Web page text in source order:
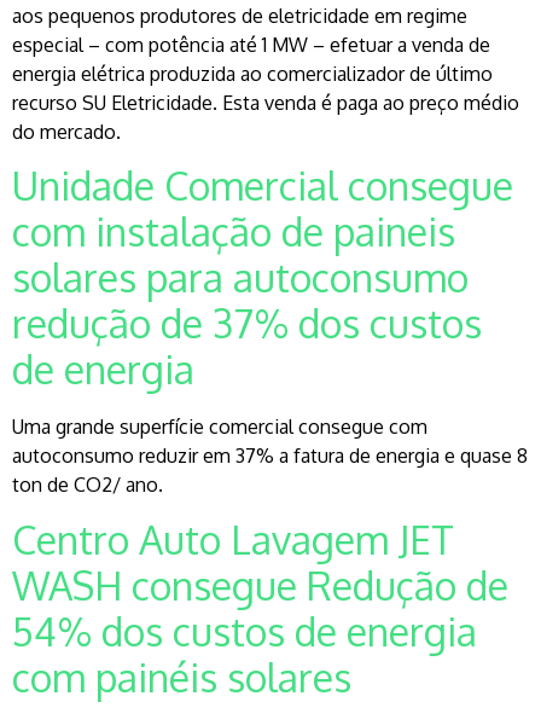
aos pequenos produtores de eletricidade em regime
especial – com potência até 1 MW – efetuar a venda de
energia elétrica produzida ao comercializador de último
recurso SU Eletricidade. Esta venda é paga ao preço médio
do mercado.
Unidade Comercial consegue
com instalação de paineis
solares para autoconsumo
redução de 37% dos custos
de energia
Uma grande superfície comercial consegue com
autoconsumo reduzir em 37% a fatura de energia e quase 8
ton de CO2/ ano.
Centro Auto Lavagem JET
WASH consegue Redução de
54% dos custos de energia
com painéis solares